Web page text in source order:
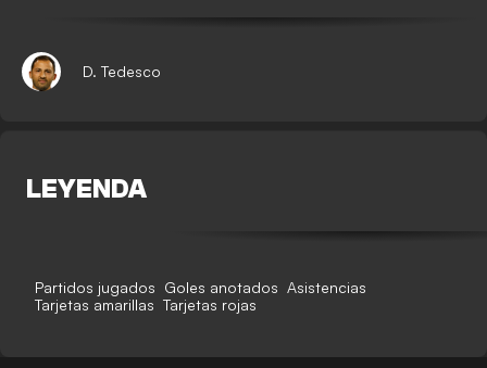
D. Tedesco
LEYENDA
Partidos jugados Goles anotados Asistencias
Tarjetas amarillas Tarjetas rojas